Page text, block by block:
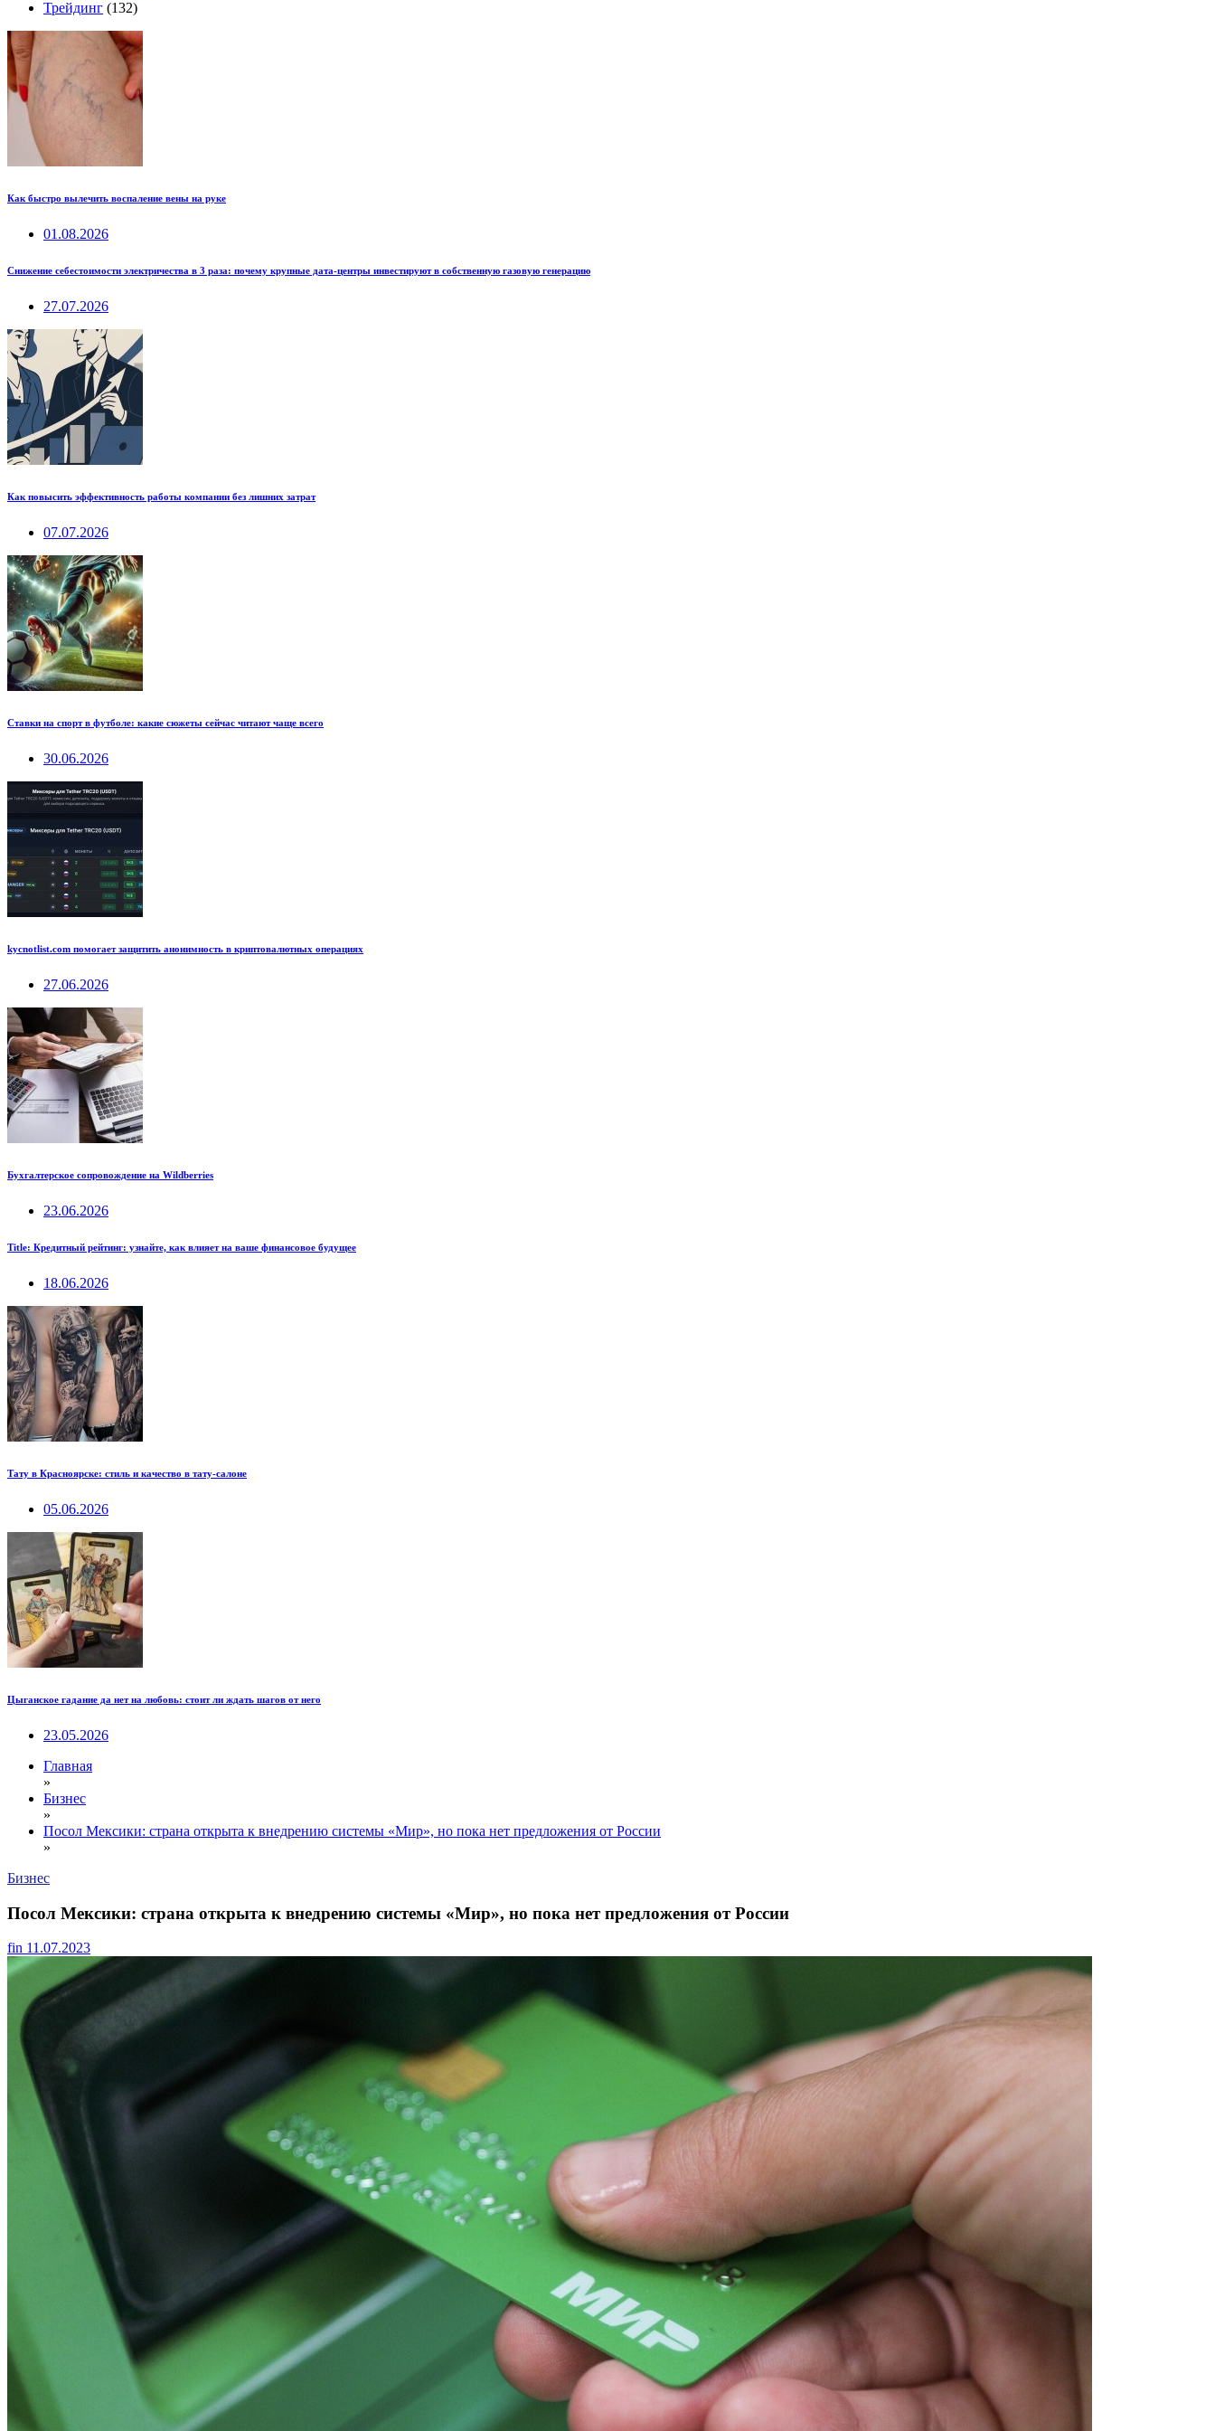
Трейдинг (132)
Как быстро вылечить воспаление вены на руке
01.08.2026
Снижение себестоимости электричества в 3 раза: почему крупные дата-центры инвестируют в собственную газовую генерацию
27.07.2026
Как повысить эффективность работы компании без лишних затрат
07.07.2026
Ставки на спорт в футболе: какие сюжеты сейчас читают чаще всего
30.06.2026
kycnotlist.com помогает защитить анонимность в криптовалютных операциях
27.06.2026
Бухгалтерское сопровождение на Wildberries
23.06.2026
Title: Кредитный рейтинг: узнайте, как влияет на ваше финансовое будущее
18.06.2026
Тату в Красноярске: стиль и качество в тату-салоне
05.06.2026
Цыганское гадание да нет на любовь: стоит ли ждать шагов от него
23.05.2026
Главная
»
Бизнес
»
Посол Мексики: страна открыта к внедрению системы «Мир», но пока нет предложения от России
»
Бизнес
Посол Мексики: страна открыта к внедрению системы «Мир», но пока нет предложения от России
fin 11.07.2023